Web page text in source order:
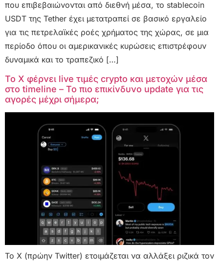
που επιβεβαιώνονται από διεθνή μέσα, το stablecoin
USDT της Tether έχει μετατραπεί σε βασικό εργαλείο
για τις πετρελαϊκές ροές χρήματος της χώρας, σε μια
περίοδο όπου οι αμερικανικές κυρώσεις επιστρέφουν
δυναμικά και το τραπεζικό […]
Το X φέρνει live τιμές crypto και μετοχών μέσα
στο timeline – Το πιο επικίνδυνο update για τις
αγορές μέχρι σήμερα;
Το X (πρώην Twitter) ετοιμάζεται να αλλάξει ριζικά τον